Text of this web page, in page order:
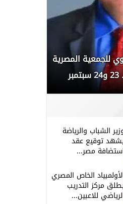
للجمعية المصرية
الشباب والرياضة
توقيع عقد
مصر...
الخاص المصري
مركز التدريب
للاعبين...